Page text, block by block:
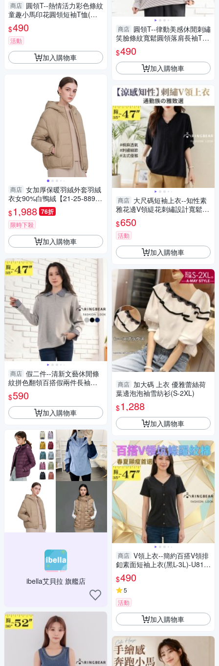
商店 圓領T--熱情活力彩色條紋
童趣小馬印花圓領短袖T恤(黑.
灰.黃L-3L)-T538眼圈熊中大尺
碼
$490
活動
加入購物車
商店 女加厚保暖羽絨外套羽絨
衣女90%白鴨絨【21-25-8896-
25】ibella 艾貝拉
$1,988 76折
限時下殺
加入購物車
商店 假二件--清新文藝休閒條
紋拼色翻領百搭假兩件長袖上
衣(黑.灰.藍L-3L)-X676眼圈熊
中大尺碼
$590
加入購物車
ibella艾貝拉 旗艦店
商店 圓領T--律動美感休閒刺繡
笑臉條紋寬鬆圓領落肩長袖T恤
(白.黑2L-5L)-X686眼圈熊中大
尺碼
$490
加入購物車
商店 大尺碼短袖上衣--知性素
雅花邊V領緹花刺繡設計寬鬆短
袖上衣(黑L-3L)-U810眼圈熊中
大尺碼
$650
活動
加入購物車
商店 加大碼 上衣 優雅蕾絲荷
葉邊泡泡袖雪紡衫(S-2XL)
$1,288
加入購物車
商店 V領上衣--簡約百搭V領排
釦素面短袖上衣(黑L-3L)-U812
眼圈熊中大尺碼
$490
5
活動
加入購物車